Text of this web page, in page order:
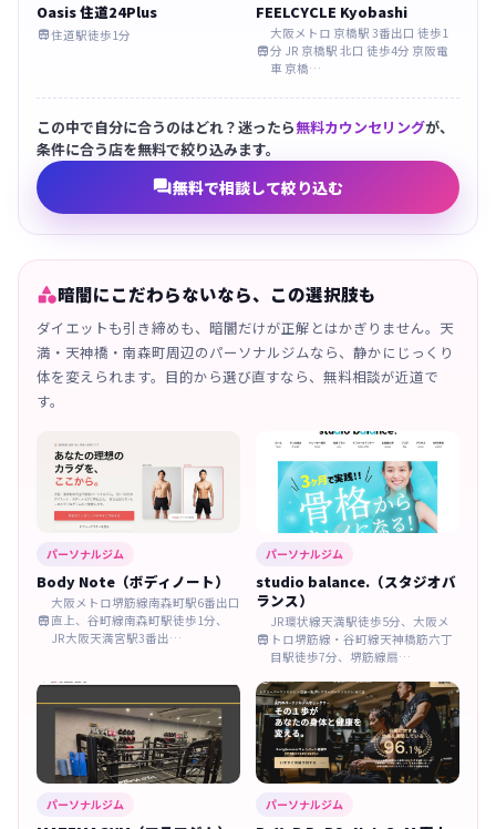
Oasis 住道24Plus
住道駅徒歩1分
FEELCYCLE Kyobashi

大阪メトロ 京橋駅 3番出口 徒歩1
分 JR 京橋駅 北口 徒歩4分 京阪電
車 京橋…
この中で自分に合うのはどれ？迷ったら無料カウンセリングが、
条件に合う店を無料で絞り込みます。
無料で相談して絞り込む
暗闇にこだわらないなら、この選択肢も
ダイエットも引き締めも、暗闇だけが正解とはかぎりません。天
満・天神橋・南森町周辺のパーソナルジムなら、静かにじっくり
体を変えられます。目的から選び直すなら、無料相談が近道で
す。
パーソナルジム
Body Note（ボディノート）

大阪メトロ堺筋線南森町駅6番出口
直上、谷町線南森町駅徒歩1分、
JR大阪天満宮駅3番出…
パーソナルジム
studio balance.（スタジオバ
ランス）

JR環状線天満駅徒歩5分、大阪メ
トロ堺筋線・谷町線天神橋筋六丁
目駅徒歩7分、堺筋線扇…
パーソナルジム パーソナルジム